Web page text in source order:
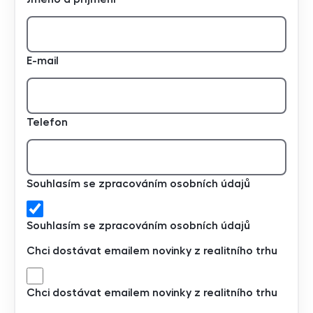
E-mail
Telefon
Souhlasím se zpracováním osobních údajů
Souhlasím se zpracováním osobních údajů
Chci dostávat emailem novinky z realitního trhu
Chci dostávat emailem novinky z realitního trhu